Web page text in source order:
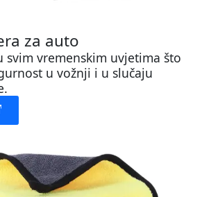
za auto
svim vremenskim uvjetima što
u vožnji i u slučaju